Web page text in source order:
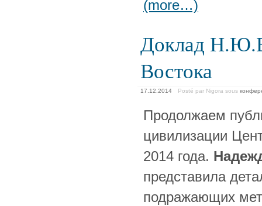
(more…)
Доклад
Востока
17.12.2014 Posté par Nigora sous
Продолжаем
цивилизации
2014 года.
представила
подражающих